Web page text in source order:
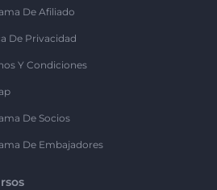
De Afiliado
De Privacidad
Y Condiciones
De Socios
De Embajadores